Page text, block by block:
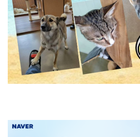
광